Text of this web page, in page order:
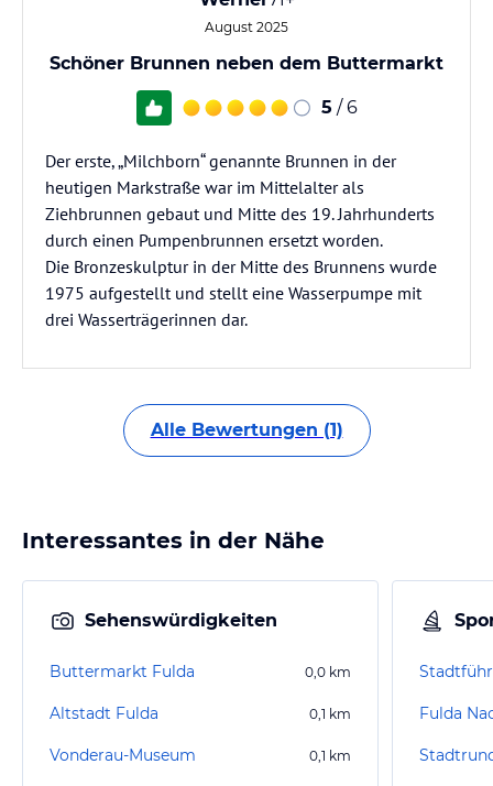
August 2025
Schöner Brunnen neben dem Buttermarkt
5 / 6
Der erste, „Milchborn“ genannte Brunnen in der
heutigen Markstraße war im Mittelalter als
Ziehbrunnen gebaut und Mitte des 19. Jahrhunderts
durch einen Pumpenbrunnen ersetzt worden.
Die Bronzeskulptur in der Mitte des Brunnens wurde
1975 aufgestellt und stellt eine Wasserpumpe mit
drei Wasserträgerinnen dar.
Alle Bewertungen (1)
Interessantes in der Nähe
Sehenswürdigkeiten
Buttermarkt Fulda 0,0 km
Altstadt Fulda 0,1 km
Vonderau-Museum 0,1 km
Fulda